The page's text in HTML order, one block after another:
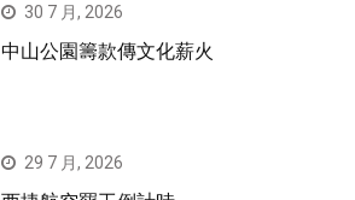
30 7 月, 2026
中山公園籌款傳文化薪火
29 7 月, 2026